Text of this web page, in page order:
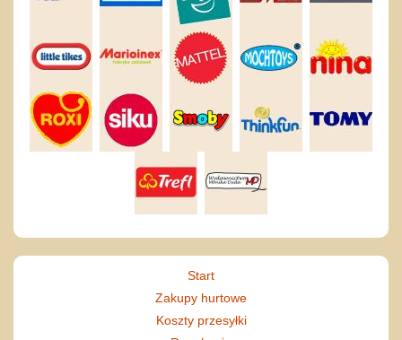
Start
Zakupy hurtowe
Koszty przesyłki